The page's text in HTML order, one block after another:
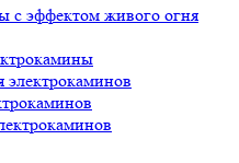
с эффектом живого огня